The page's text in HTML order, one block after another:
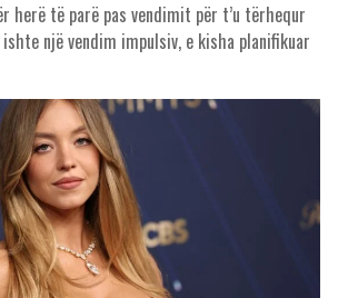
herë të parë pas vendimit për t’u tërhequr
një vendim impulsiv, e kisha planifikuar